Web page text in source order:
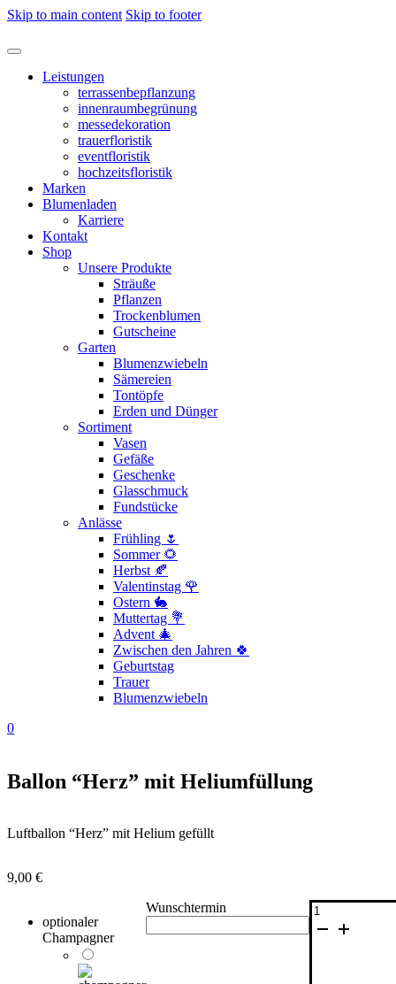
Skip to main content Skip to footer
Leistungen
terrassenbepflanzung
innenraumbegrünung
messedekoration
trauerfloristik
eventfloristik
hochzeitsfloristik
Marken
Blumenladen
Karriere
Kontakt
Shop
Unsere Produkte
Sträuße
Pflanzen
Trockenblumen
Gutscheine
Garten
Blumenzwiebeln
Sämereien
Tontöpfe
Erden und Dünger
Sortiment
Vasen
Gefäße
Geschenke
Glasschmuck
Fundstücke
Anlässe
Frühling 🌷
Sommer 🌻
Herbst 🍂
Valentinstag 🌹
Ostern 🐇
Muttertag 💐
Advent 🎄
Zwischen den Jahren 🍀
Geburtstag
Trauer
Blumenzwiebeln
0
Ballon “Herz” mit Heliumfüllung
Luftballon “Herz” mit Helium gefüllt
9,00 €
optionaler
Champagner
Wunschtermin
Ballon
"Herz"